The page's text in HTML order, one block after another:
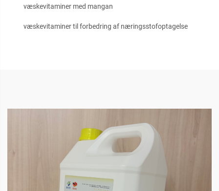
væskevitaminer med mangan
væskevitaminer til forbedring af næringsstofoptagelse